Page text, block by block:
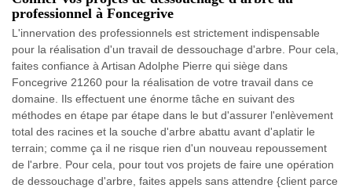
professionnel à Foncegrive
L'innervation des professionnels est strictement indispensable
pour la réalisation d'un travail de dessouchage d'arbre. Pour cela,
faites confiance à Artisan Adolphe Pierre qui siège dans
Foncegrive 21260 pour la réalisation de votre travail dans ce
domaine. Ils effectuent une énorme tâche en suivant des
méthodes en étape par étape dans le but d'assurer l'enlèvement
total des racines et la souche d'arbre abattu avant d'aplatir le
terrain; comme ça il ne risque rien d'un nouveau repoussement
de l'arbre. Pour cela, pour tout vos projets de faire une opération
de dessouchage d'arbre, faites appels sans attendre {client parce